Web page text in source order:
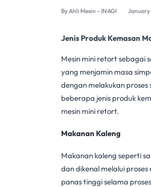
ByAhli Mesin - INAGI January
Jenis Produk Kemasan
Mesin mini retortsebagai
yang menjamin masa
dengan melakukan proses
beberapa jenis produk
mesin mini retort.
Makanan Kaleng
Makanan kaleng seperti
dan dikenal melalui
panas tinggi selama